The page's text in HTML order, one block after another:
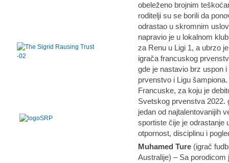
obeleženo brojnim
roditelji su se borili da
odrastao u skromnim
napravio je u lokalnom
za Renu u Ligi 1, a ubrzo
igrača francuskog
gde je nastavio brz uspon
prvenstvo i Ligu
Francuske, za koju je
Svetskog prvenstva 2022.
jedan od najtalentovanijih
sportiste čije je odrastanje
otpornost, disciplinu i
Muhamed Ture (igrač
Australije) – Sa